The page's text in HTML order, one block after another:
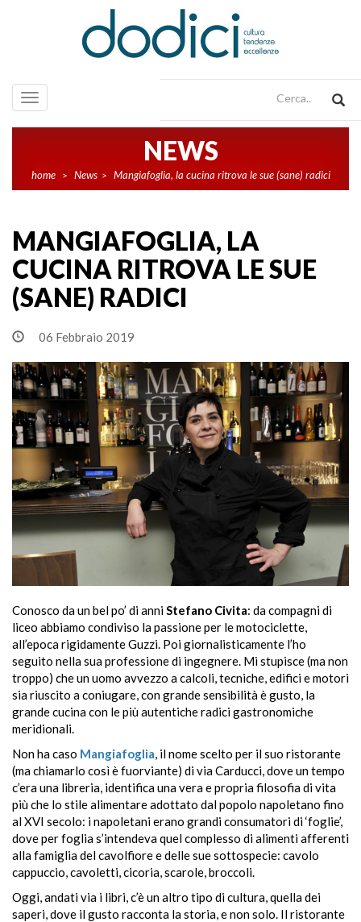
Toggle
navigation
NEWS
home > News > Mangiafoglia, la cucina ritrova le sue (sane) radici
MANGIAFOGLIA, LA
CUCINA RITROVA LE SUE
(SANE) RADICI
06 Febbraio 2019
Conosco da un bel po’ di anniStefano Civita: da compagni di
liceo abbiamo condiviso la passione per le motociclette,
all’epoca rigidamente Guzzi. Poi giornalisticamente l’ho
seguito nella sua professione di ingegnere. Mi stupisce (ma non
troppo) che un uomo avvezzo a calcoli, tecniche, edifici e motori
sia riuscito a coniugare, con grande sensibilità è gusto, la
grande cucina con le più autentiche radici gastronomiche
meridionali.
Non ha caso Mangiafoglia, il nome scelto per il suo ristorante
(ma chiamarlo così è fuorviante) di via Carducci, dove un tempo
c’era una libreria, identifica una vera e propria filosofia di vita
più che lo stile alimentare adottato dal popolo napoletano fino
al XVI secolo: i napoletani erano grandi consumatori di ‘foglie’,
dove per foglia s’intendeva quel complesso di alimenti afferenti
alla famiglia del cavolfiore e delle sue sottospecie: cavolo
cappuccio, cavoletti, cicoria, scarole, broccoli.
Oggi, andati via i libri, c’è un altro tipo di cultura, quella dei
saperi, dove il gusto racconta la storia, e non solo. Il ristorante